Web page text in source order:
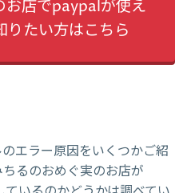
お店でpaypalが使え
りたい方はこちら
エラー原因をいくつかご紹
るのおめぐ実のお店が